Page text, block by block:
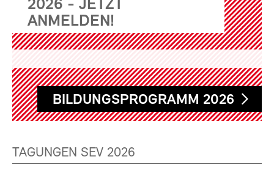
2026 - JETZT
ANMELDEN!
BILDUNGSPROGRAMM 2026
TAGUNGEN SEV 2026